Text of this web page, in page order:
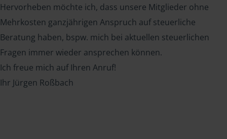
Hervorheben möchte ich, dass unsere Mitglieder ohne
Mehrkosten ganzjährigen Anspruch auf steuerliche
Beratung haben, bspw. mich bei aktuellen steuerlichen
Fragen immer wieder ansprechen können.
Ich freue mich auf Ihren Anruf!
Ihr Jürgen Roßbach